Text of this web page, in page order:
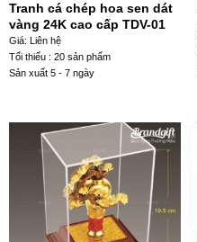
Tranh cá chép hoa sen dát
vàng 24K cao cấp TDV-01
Giá: Liên hệ
Tối thiểu : 20 sản phẩm
Sản xuất 5 - 7 ngày